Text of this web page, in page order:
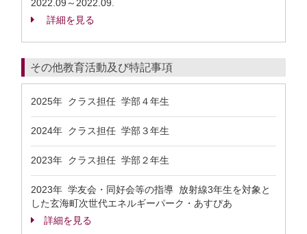
2022.09～2022.09.
詳細を見る
その他教育活動及び特記事項
2025年 クラス担任 学部４年生
2024年 クラス担任 学部３年生
2023年 クラス担任 学部２年生
2023年 学友会・同好会等の指導 放射線3年生を対象と
した玄海町次世代エネルギーパーク・あすぴあ
詳細を見る